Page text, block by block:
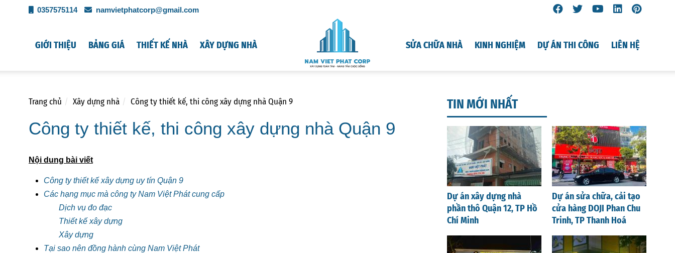
0357575114 namvietphatcorp@gmail.com
GIỚI THIỆU BẢNG GIÁ THIẾT KẾ NHÀ XÂY DỰNG NHÀ SỬA CHỮA NHÀ KINH NGHIỆM DỰ ÁN THI CÔNG LIÊN HỆ
Trang chủ Xây dựng nhà Công ty thiết kế, thi công xây dựng nhà Quận 9
Công ty thiết kế, thi công xây dựng nhà Quận 9
Nội dung bài viết
Công ty thiết kế xây dựng uy tín Quận 9
Các hạng mục mà công ty Nam Việt Phát cung cấp
Dịch vụ đo đạc
Thiết kế xây dựng
Xây dựng
Tại sao nên đồng hành cùng Nam Việt Phát
TIN MỚI NHẤT
Dự án xây dựng nhà
phần thô Quận 12, TP Hồ
Chí Minh
Dự án sửa chữa, cải tạo
cửa hàng DOJI Phan Chu
Trinh, TP Thanh Hoá